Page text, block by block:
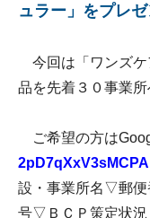
ュラー」をプレゼ
今回は「ワンズケ
品を先着３０事業所
ご希望の方は
2pD7qXxV3sMCPA
設・事業所名▽郵
号▽ＢＣＰ策定状況